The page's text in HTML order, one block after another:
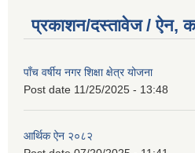
प्रकाशन/दस्तावेज / ऐन,
पाँच वर्षीय नगर शिक्षा क्षेत्र योजना
Post date 11/25/2025 - 13:48
आर्थिक ऐन २०८२